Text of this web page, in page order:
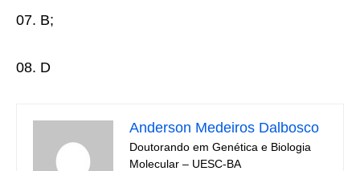
07. B;
08. D
Anderson Medeiros Dalbosco
Doutorando em Genética e Biologia
Molecular – UESC-BA